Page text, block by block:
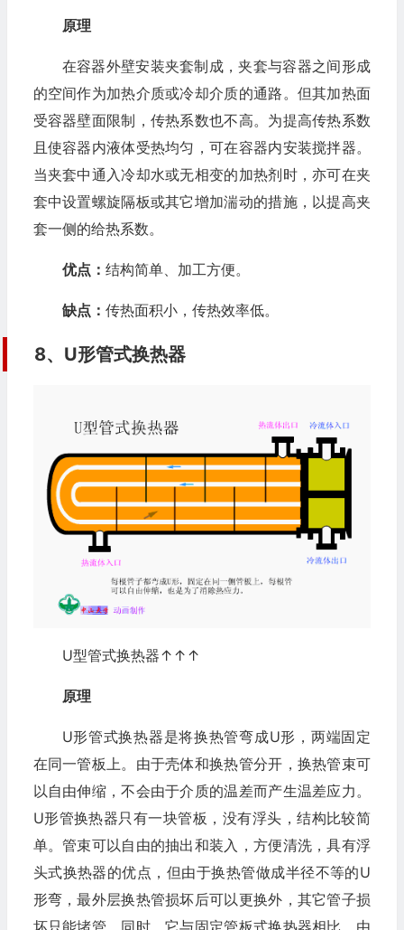
原理
在容器外壁安装夹套制成，夹套与容器之间形成
的空间作为加热介质或冷却介质的通路。但其加热面
受容器壁面限制，传热系数也不高。为提高传热系数
且使容器内液体受热均匀，可在容器内安装搅拌器。
当夹套中通入冷却水或无相变的加热剂时，亦可在夹
套中设置螺旋隔板或其它增加湍动的措施，以提高夹
套一侧的给热系数。
优点： 结构简单、加工方便。
缺点： 传热面积小，传热效率低。
8、U形管式换热器
U型管式换热器↑↑↑
原理
U形管式换热器是将换热管弯成U形，两端固定
在同一管板上。由于壳体和换热管分开，换热管束可
以自由伸缩，不会由于介质的温差而产生温差应力。
U形管换热器只有一块管板，没有浮头，结构比较简
单。管束可以自由的抽出和装入，方便清洗，具有浮
头式换热器的优点，但由于换热管做成半径不等的U
形弯，最外层换热管损坏后可以更换外，其它管子损
坏只能堵管。同时，它与固定管板式换热器相比，由